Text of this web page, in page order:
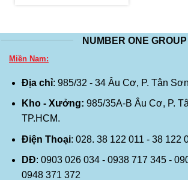
NUMBER ONE GROUP
Miền Nam:
Địa chỉ: 985/32 - 34 Âu Cơ, P. Tân
Kho - Xưởng: 985/35A-B Âu Cơ, P.
TP.HCM.
Điện Thoại: 028. 38 122 011 - 38 122
DĐ: 0903 026 034 - 0938 717 345 -
0948 371 372